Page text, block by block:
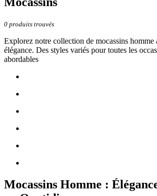
0 produits trouvés
Explorez notre collection de mocassins
élégance. Des styles variés pour toutes les
abordables
Mocassins Homme :